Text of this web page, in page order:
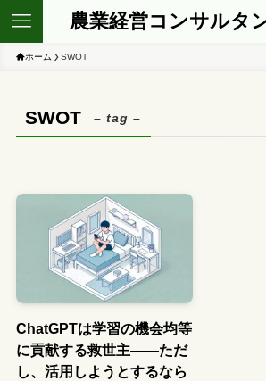
農業経営コンサルタ
ホーム SWOT
SWOT – tag –
ChatGPTは学習の機会均等
に貢献する救世主――ただ
し、活用しようとするなら